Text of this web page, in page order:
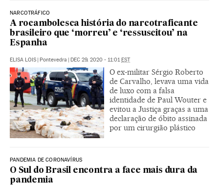
NARCOTRÁFICO
A rocambolesca história do narcotraficante
brasileiro que ‘morreu’ e ‘ressuscitou’ na
Espanha
ELISA LOIS | Pontevedra | DEC 29, 2020 - 11:01EST
O ex-militar Sérgio Roberto
de Carvalho, levava uma vida
de luxo com a falsa
identidade de Paul Wouter e
evitou a Justiça graças a uma
declaração de óbito assinada
por um cirurgião plástico
PANDEMIA DE CORONAVÍRUS
O Sul do Brasil encontra a face mais dura da
pandemia